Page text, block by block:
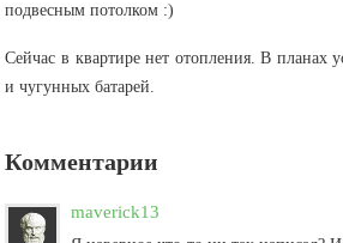
подвесным потолком :)
Сейчас в квартире нет отопления. В планах
и чугунных батарей.
Комментарии
maverick13